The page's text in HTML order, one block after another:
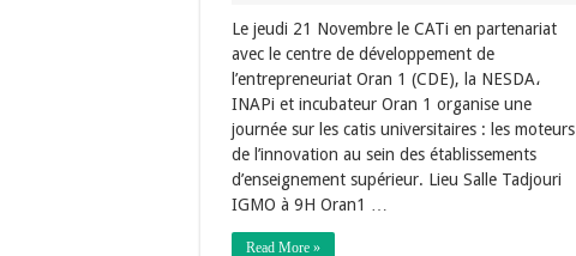
Le jeudi 21 Novembre le CATi en partenariat
avec le centre de développement de
l’entrepreneuriat Oran 1 (CDE), la NESDA،
INAPi et incubateur Oran 1 organise une
journée sur les catis universitaires : les moteurs
de l’innovation au sein des établissements
d’enseignement supérieur. Lieu Salle Tadjouri
IGMO à 9H Oran1 …
Read More »